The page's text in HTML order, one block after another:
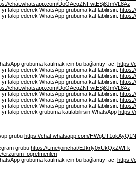
chat.whatsapp.com/DoOAcqZNFwtESj8JmVL8Az
takip ederek WhatsApp grubuma katılabilirsin:
takip ederek WhatsApp grubuma katılabilirsin:
grubuma katılmak için bu bağlantıyı aç: https://
takip ederek WhatsApp grubuma katılabilirsin:
takip ederek WhatsApp grubuma katılabilirsin:
takip ederek WhatsApp grubuma katılabilirsin:
chat.whatsapp.com/DoOAcqZNFwtESj8JmVL8Az
takip ederek WhatsApp grubuma katılabilirsin:
takip ederek WhatsApp grubuma katılabilirsin:
takip ederek WhatsApp grubuma katılabilirsin:
takip ederek grubuma katılabilirsin:WhatsApp
grubu https://chat.whatsapp.com/
grubu https://t.me/joinchat/EJkrly0xUkQxZWFk
erzurum_ogretmenleri
grubuma katılmak için bu bağlantıyı aç: https://